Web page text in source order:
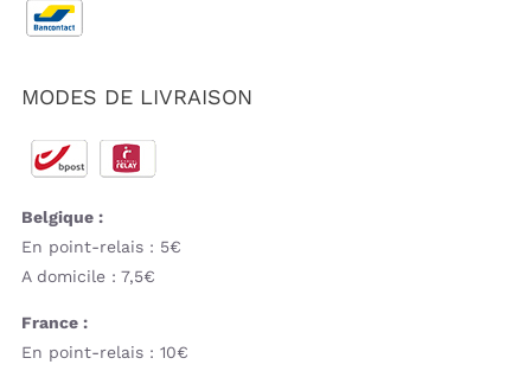
MODES DE LIVRAISON
Belgique :
En point-relais : 5€
A domicile : 7,5€
France :
En point-relais : 10€